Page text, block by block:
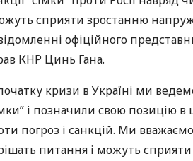
сприяти зростанню
офіційного
КНР Цинь Гана.
кризи в Україні ми
і позначили свою позицію
погроз і санкцій. Ми
питання і можуть